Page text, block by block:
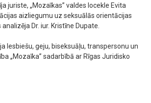
juriste, „Mozaīkas” valdes locekle Evita
aizliegumu uz seksuālās orientācijas
Dr. iur. Kristīne Dupate.
lesbiešu, geju, biseksuāļu, transpersonu un
„Mozaīka” sadarbībā ar Rīgas Juridisko